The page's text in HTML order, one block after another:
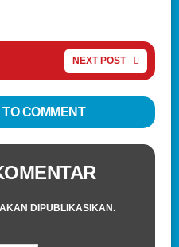
NEXT POST
COMMENT
DIPUBLIKASIKAN.